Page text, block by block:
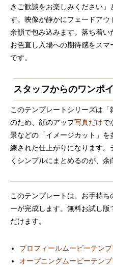
きご歓談をお楽しみください
す。映像が静かにフェードア
余韻で包み込みます。落ち着い
お色直し入場への期待感をス
です。
スタッフからのワンポ
このテンプレートシリーズは
のため、顔のアップ写真だけで
景などの「イメージカット」
練された仕上がりになります
くシンプルにまとめるのが、余
このテンプレートは、お手持
ーが完成します。無料お試し
だけます。
プロフィールムービーテン
オープニングムービーテン